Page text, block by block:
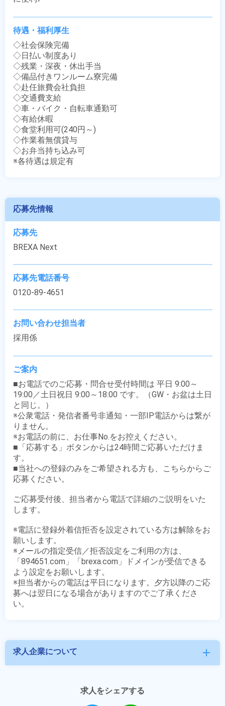
待遇・福利厚生
◇社会保険完備
◇日払い制度あり
◇残業・深夜・休出手当
◇備品付きワンルーム寮完備
◇赴任旅費会社負担
◇交通費支給
◇車・バイク・自転車通勤可
◇有給休暇
◇食堂利用可(240円～)
◇作業着無償貸与
◇お弁当持ち込み可
※各待遇は規定有
応募先情報
応募先
BREXA Next
応募先電話番号
0120-89-4651
お問い合わせ担当者
採用係
ご案内
■お電話でのご応募・問合せ受付時間は 平日 9:00～
19:00／土日祝日 9:00～18:00 です。（GW・お盆は土日
と同じ。）
※公衆電話・発信者番号非通知・一部IP電話からは繋が
りません。
※お電話の前に、お仕事No.をお控えください。
■「応募する」ボタンからは24時間ご応募いただけま
す。
■当社への登録のみをご希望される方も、こちらからご
応募ください。
ご応募受付後、担当者から電話で詳細のご説明をいた
します。
※電話に登録外着信拒否を設定されている方は解除をお
願いします。
※メールの指定受信／拒否設定をご利用の方は、
「894651.com」「brexa.com」ドメインが受信できる
よう設定をお願いします。
※担当者からの電話は平日になります。夕方以降のご応
募へは翌日になる場合がありますのでご了承くださ
求人企業について add
求人をシェアする